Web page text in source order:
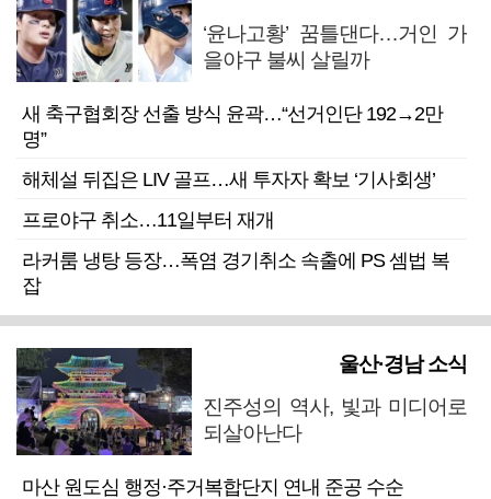
‘윤나고황’ 꿈틀댄다…거인 가
을야구 불씨 살릴까
새 축구협회장 선출 방식 윤곽…“선거인단 192→2만
명”
해체설 뒤집은 LIV 골프…새 투자자 확보 ‘기사회생’
프로야구 취소…11일부터 재개
라커룸 냉탕 등장…폭염 경기취소 속출에 PS 셈법 복
잡
울산·경남 소식
진주성의 역사, 빛과 미디어로
되살아난다
마산 원도심 행정·주거복합단지 연내 준공 수순